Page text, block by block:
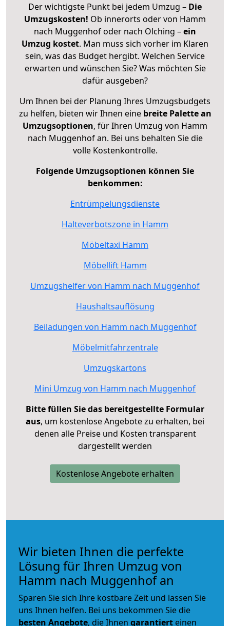
Der wichtigste Punkt bei jedem Umzug – Die
Umzugskosten! Ob innerorts oder von Hamm
nach Muggenhof oder nach Olching –ein
Umzug kostet. Man muss sich vorher im Klaren
sein, was das Budget hergibt. Welchen Service
erwarten und wünschen Sie? Was möchten Sie
dafür ausgeben?
Um Ihnen bei der Planung Ihres Umzugsbudgets
zu helfen, bieten wir Ihnen eine breite Palette an
Umzugsoptionen, für Ihren Umzug von Hamm
nach Muggenhof an. Bei uns behalten Sie die
volle Kostenkontrolle.
Folgende Umzugsoptionen können Sie
benkommen:
Entrümpelungsdienste
Halteverbotszone in Hamm
Möbeltaxi Hamm
Möbellift Hamm
Umzugshelfer von Hamm nach Muggenhof
Haushaltsauflösung
Beiladungen von Hamm nach Muggenhof
Möbelmitfahrzentrale
Umzugskartons
Mini Umzug von Hamm nach Muggenhof
Bitte füllen Sie das bereitgestellte Formular
aus, um kostenlose Angebote zu erhalten, bei
denen alle Preise und Kosten transparent
dargestellt werden
Kostenlose Angebote erhalten
Wir bieten Ihnen die perfekte
Lösung für Ihren Umzug von
Hamm nach Muggenhof an
Sparen Sie sich Ihre kostbare Zeit und lassen Sie
uns Ihnen helfen. Bei uns bekommen Sie die
besten Angebote, die Ihnen garantiert einen